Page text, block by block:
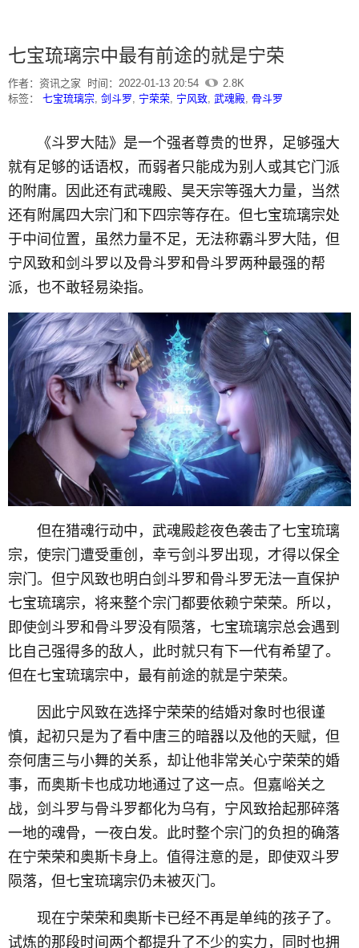
七宝琉璃宗中最有前途的就是宁荣
作者：资讯之家 时间：2022-01-13 20:54
2.8K
标签： 七宝琉璃宗, 剑斗罗, 宁荣荣, 宁风致, 武魂殿, 骨斗罗
《斗罗大陆》是一个强者尊贵的世界，足够强大
就有足够的话语权，而弱者只能成为别人或其它门派
的附庸。因此还有武魂殿、昊天宗等强大力量，当然
还有附属四大宗门和下四宗等存在。但七宝琉璃宗处
于中间位置，虽然力量不足，无法称霸斗罗大陆，但
宁风致和剑斗罗以及骨斗罗和骨斗罗两种最强的帮
派，也不敢轻易染指。
但在猎魂行动中，武魂殿趁夜色袭击了七宝琉璃
宗，使宗门遭受重创，幸亏剑斗罗出现，才得以保全
宗门。但宁风致也明白剑斗罗和骨斗罗无法一直保护
七宝琉璃宗，将来整个宗门都要依赖宁荣荣。所以，
即使剑斗罗和骨斗罗没有陨落，七宝琉璃宗总会遇到
比自己强得多的敌人，此时就只有下一代有希望了。
但在七宝琉璃宗中，最有前途的就是宁荣荣。
因此宁风致在选择宁荣荣的结婚对象时也很谨
慎，起初只是为了看中唐三的暗器以及他的天赋，但
奈何唐三与小舞的关系，却让他非常关心宁荣荣的婚
事，而奥斯卡也成功地通过了这一点。但嘉峪关之
战，剑斗罗与骨斗罗都化为乌有，宁风致拾起那碎落
一地的魂骨，一夜白发。此时整个宗门的负担的确落
在宁荣荣和奥斯卡身上。值得注意的是，即使双斗罗
陨落，但七宝琉璃宗仍未被灭门。
现在宁荣荣和奥斯卡已经不再是单纯的孩子了。
试炼的那段时间两个都提升了不少的实力，同时也拥